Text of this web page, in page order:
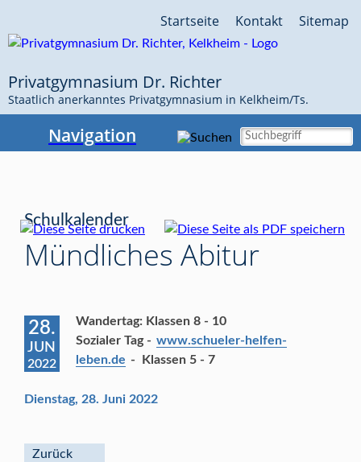
überspringen
Sitemap
Kontakt
Startseite
Privatgymnasium Dr. Richter
Staatlich anerkanntes Privatgymnasium in Kelkheim/Ts.
Navigation
Schulkalender
Mündliches Abitur
28.
JUN
2022
Wandertag: Klassen 8 - 10
Sozialer Tag - www.schueler-helfen-
leben.de - Klassen 5 - 7
Dienstag, 28. Juni 2022
Zurück